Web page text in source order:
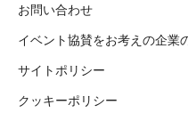
お問い合わせ
イベント協賛をお考えの企業
サイトポリシー
クッキーポリシー